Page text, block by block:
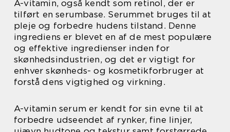
A-vitamin, også kendt som retinol, der er
tilført en serumbase. Serummet bruges til at
pleje og forbedre hudens tilstand. Denne
ingrediens er blevet en af de mest populære
og effektive ingredienser inden for
skønhedsindustrien, og det er vigtigt for
enhver skønheds- og kosmetikforbruger at
forstå dens vigtighed og virkning.
A-vitamin serum er kendt for sin evne til at
forbedre udseendet af rynker, fine linjer,